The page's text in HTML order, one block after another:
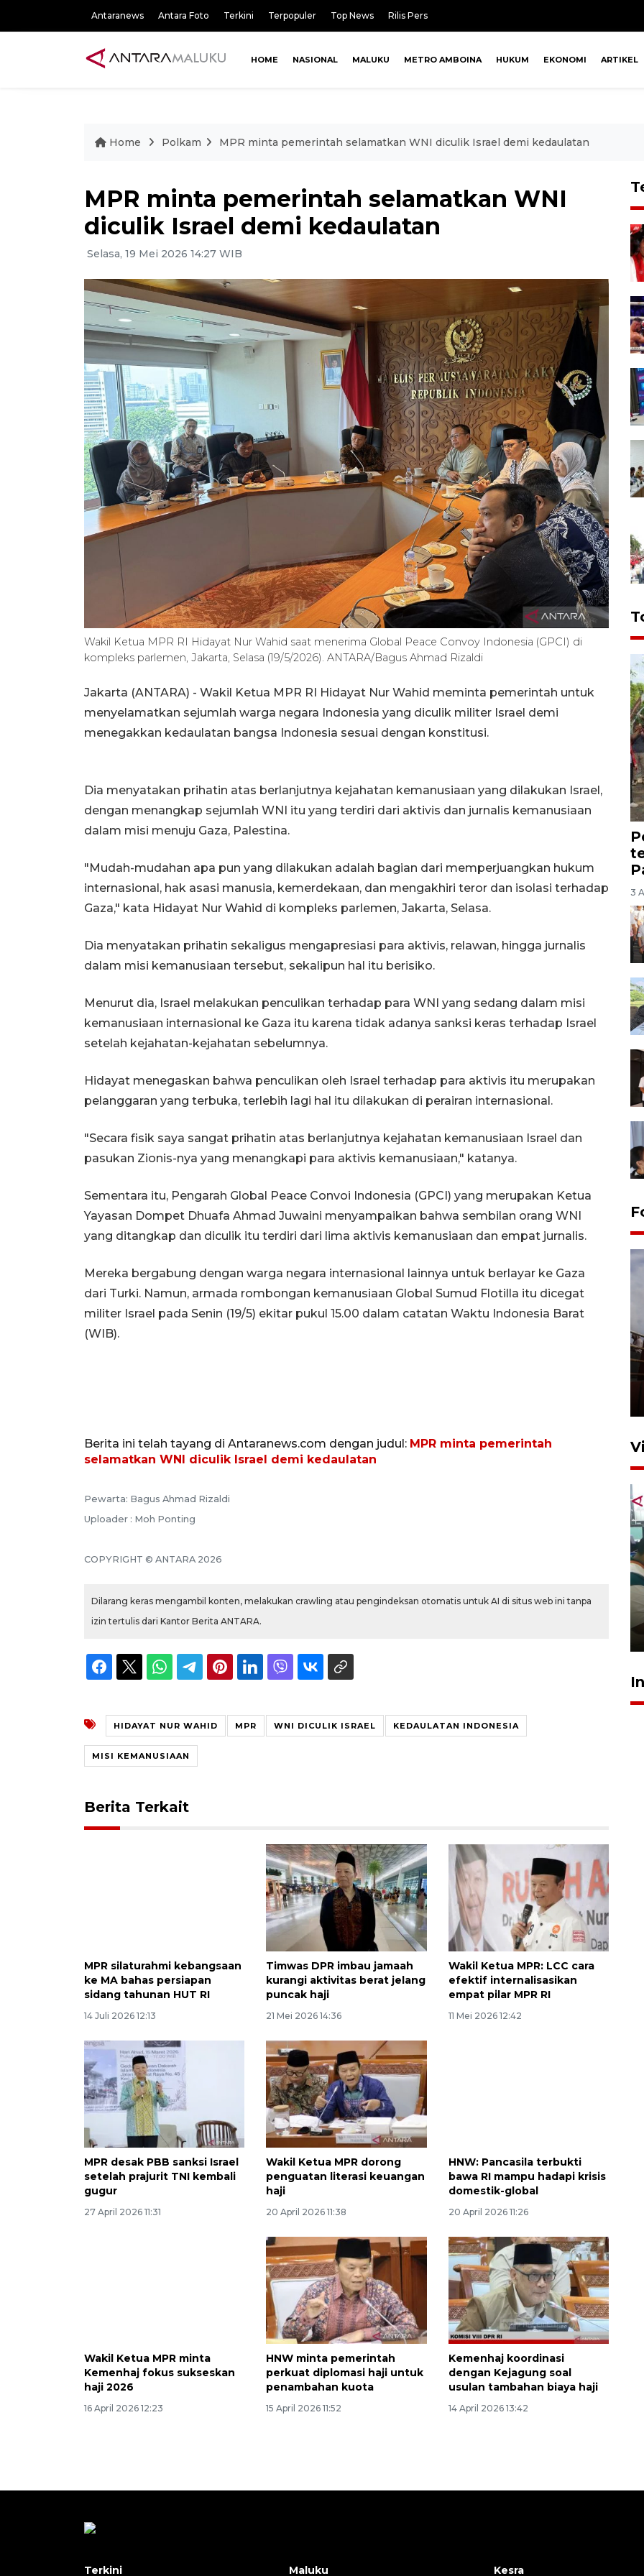
Antaranews Antara Foto Terkini Terpopuler Top News Rilis Pers
HOME NASIONAL MALUKU METRO AMBOINA HUKUM EKONOMI ARTIKEL
Home Polkam MPR minta pemerintah selamatkan WNI diculik Israel demi kedaulatan
MPR minta pemerintah selamatkan WNI
diculik Israel demi kedaulatan
Selasa, 19 Mei 2026 14:27 WIB
Wakil Ketua MPR RI Hidayat Nur Wahid saat menerima Global Peace Convoy Indonesia (GPCI) di
kompleks parlemen, Jakarta, Selasa (19/5/2026). ANTARA/Bagus Ahmad Rizaldi
Jakarta (ANTARA) - Wakil Ketua MPR RI Hidayat Nur Wahid meminta pemerintah untuk
menyelamatkan sejumlah warga negara Indonesia yang diculik militer Israel demi
menegakkan kedaulatan bangsa Indonesia sesuai dengan konstitusi.
Dia menyatakan prihatin atas berlanjutnya kejahatan kemanusiaan yang dilakukan Israel,
dengan menangkap sejumlah WNI itu yang terdiri dari aktivis dan jurnalis kemanusiaan
dalam misi menuju Gaza, Palestina.
"Mudah-mudahan apa pun yang dilakukan adalah bagian dari memperjuangkan hukum
internasional, hak asasi manusia, kemerdekaan, dan mengakhiri teror dan isolasi terhadap
Gaza," kata Hidayat Nur Wahid di kompleks parlemen, Jakarta, Selasa.
Dia menyatakan prihatin sekaligus mengapresiasi para aktivis, relawan, hingga jurnalis
dalam misi kemanusiaan tersebut, sekalipun hal itu berisiko.
Menurut dia, Israel melakukan penculikan terhadap para WNI yang sedang dalam misi
kemanusiaan internasional ke Gaza itu karena tidak adanya sanksi keras terhadap Israel
setelah kejahatan-kejahatan sebelumnya.
Hidayat menegaskan bahwa penculikan oleh Israel terhadap para aktivis itu merupakan
pelanggaran yang terbuka, terlebih lagi hal itu dilakukan di perairan internasional.
"Secara fisik saya sangat prihatin atas berlanjutnya kejahatan kemanusiaan Israel dan
pasukan Zionis-nya yang menangkapi para aktivis kemanusiaan," katanya.
Sementara itu, Pengarah Global Peace Convoi Indonesia (GPCI) yang merupakan Ketua
Yayasan Dompet Dhuafa Ahmad Juwaini menyampaikan bahwa sembilan orang WNI
yang ditangkap dan diculik itu terdiri dari lima aktivis kemanusiaan dan empat jurnalis.
Mereka bergabung dengan warga negara internasional lainnya untuk berlayar ke Gaza
dari Turki. Namun, armada rombongan kemanusiaan Global Sumud Flotilla itu dicegat
militer Israel pada Senin (19/5) ekitar pukul 15.00 dalam catatan Waktu Indonesia Barat
(WIB).
Berita ini telah tayang di Antaranews.com dengan judul: MPR minta pemerintah
selamatkan WNI diculik Israel demi kedaulatan
Pewarta: Bagus Ahmad Rizaldi
Uploader : Moh Ponting
COPYRIGHT © ANTARA 2026
Dilarang keras mengambil konten, melakukan crawling atau pengindeksan otomatis untuk AI di situs web ini tanpa
izin tertulis dari Kantor Berita ANTARA.
HIDAYAT NUR WAHID MPR WNI DICULIK ISRAEL KEDAULATAN INDONESIA
MISI KEMANUSIAAN
Berita Terkait
MPR silaturahmi kebangsaan
ke MA bahas persiapan
sidang tahunan HUT RI
14 Juli 2026 12:13
Timwas DPR imbau jamaah
kurangi aktivitas berat jelang
puncak haji
21 Mei 2026 14:36
Wakil Ketua MPR: LCC cara
efektif internalisasikan
empat pilar MPR RI
11 Mei 2026 12:42
MPR desak PBB sanksi Israel
setelah prajurit TNI kembali
gugur
27 April 2026 11:31
Wakil Ketua MPR dorong
penguatan literasi keuangan
haji
20 April 2026 11:38
HNW: Pancasila terbukti
bawa RI mampu hadapi krisis
domestik-global
20 April 2026 11:26
Wakil Ketua MPR minta
Kemenhaj fokus sukseskan
haji 2026
16 April 2026 12:23
HNW minta pemerintah
perkuat diplomasi haji untuk
penambahan kuota
15 April 2026 11:52
Kemenhaj koordinasi
dengan Kejagung soal
usulan tambahan biaya haji
14 April 2026 13:42
3
ruang pada anak di lembaga
Sinyal positif perekonomian
Indonesia
2026-08-05 15:00:00
Terkini Maluku Kesra